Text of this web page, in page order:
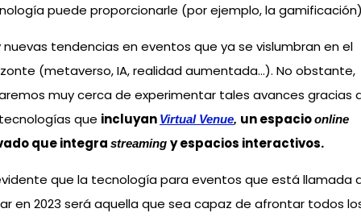
puede proporcionarle (por ejemplo, la
nuevas tendencias en eventos que ya se vislumbran en el
(metaverso, IA, realidad aumentada…). No obstante,
muy cerca de experimentar tales avances gracias
que incluyan Virtual Venue, un espacioonline
que integra streaming y espacios interactivos.
que la tecnología para eventos que está llamada
en 2023 será aquella que sea capaz de afrontar todos